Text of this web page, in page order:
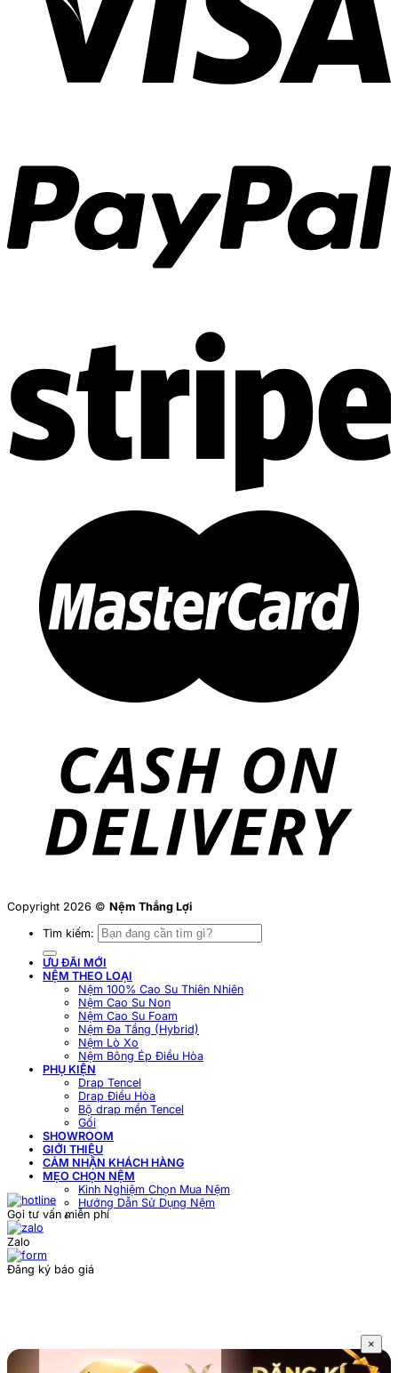
Copyright 2026 © Nệm Thắng Lợi
Tìm kiếm:
ƯU ĐÃI MỚI
NỆM THEO LOẠI
Nệm 100% Cao Su Thiên Nhiên
Nệm Cao Su Non
Nệm Cao Su Foam
Nệm Đa Tầng (Hybrid)
Nệm Lò Xo
Nệm Bông Ép Điều Hòa
PHỤ KIỆN
Drap Tencel
Drap Điều Hòa
Bộ drap mền Tencel
Gối
SHOWROOM
GIỚI THIỆU
CẢM NHẬN KHÁCH HÀNG
MẸO CHỌN NỆM
Kinh Nghiệm Chọn Mua Nệm
Hướng Dẫn Sử Dụng Nệm
Gọi tư vấn miễn phí
Zalo
Đăng ký báo giá
×